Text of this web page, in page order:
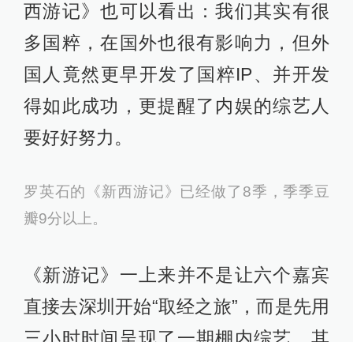
西游记》也可以看出：我们其实有很
多国粹，在国外也很有影响力，但外
国人竟然更早开发了国粹IP、并开发
得如此成功，更提醒了内娱的综艺人
要好好努力。
罗英石的《新西游记》已经做了8季，季季豆
瓣9分以上。
《新游记》一上来并不是让六个嘉宾
直接去深圳开始“取经之旅”，而是先用
三小时时间呈现了一期棚内综艺，其